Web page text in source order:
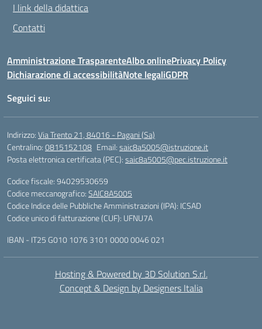
I link della didattica
Contatti
Amministrazione TrasparenteAlbo onlinePrivacy Policy
Dichiarazione di accessibilitàNote legaliGDPR
Seguici su:
Indirizzo:Via Trento 21, 84016 - Pagani (Sa)
Centralino:0815152108 Email:saic8a5005@istruzione.it
Posta elettronica certificata (PEC):saic8a5005@pec.istruzione.it
Codice fiscale: 94029530659
Codice meccanografico:SAIC8A5005
Codice Indice delle Pubbliche Amministrazioni (IPA): ICSAD
Codice unico di fatturazione (CUF): UFNU7A
IBAN - IT25 G010 1076 3101 0000 0046 021
Hosting & Powered by 3D Solution S.r.l.
Concept & Design by Designers Italia